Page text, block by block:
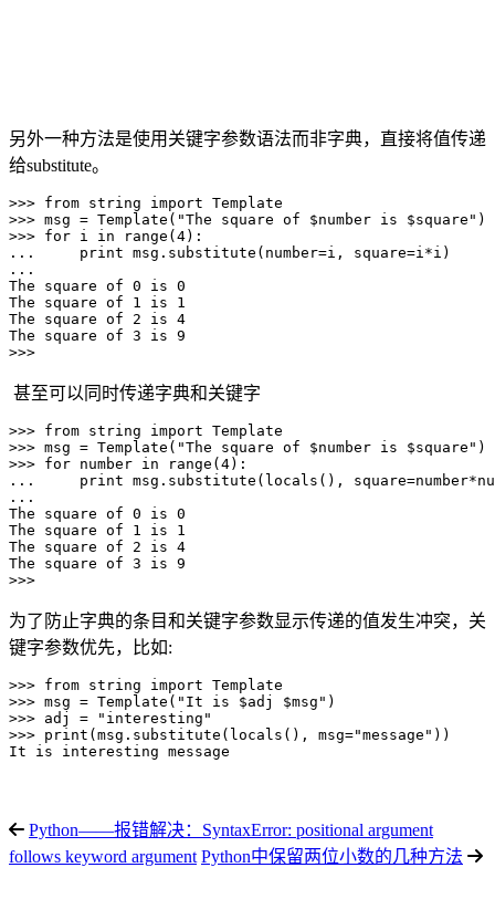
另外一种方法是使用关键字参数语法而非字典，直接将值传递
给substitute。
>>> from string import Template
>>> msg = Template("The square of $number is $square")
>>> for i in range(4):
...     print msg.substitute(number=i, square=i*i)
...
The square of 0 is 0
The square of 1 is 1
The square of 2 is 4
The square of 3 is 9
>>>
甚至可以同时传递字典和关键字
>>> from string import Template
>>> msg = Template("The square of $number is $square")
>>> for number in range(4):
...     print msg.substitute(locals(),
...
The square of 0 is 0
The square of 1 is 1
The square of 2 is 4
The square of 3 is 9
>>>
为了防止字典的条目和关键字参数显示传递的值发生冲突，关
键字参数优先，比如:
>>> from string import Template
>>> msg = Template("It is $adj $msg")
>>> adj = "interesting"
>>> print(msg.substitute(locals(), msg="message"))
It is interesting message
Python——报错解决：SyntaxError: positional argument
follows keyword argument Python中保留两位小数的几种方法